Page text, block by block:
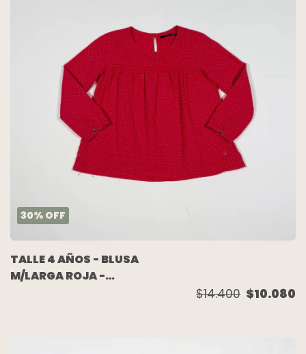
30% OFF
TALLE 4 AÑOS - BLUSA
M/LARGA ROJA -
$14.400 $10.080